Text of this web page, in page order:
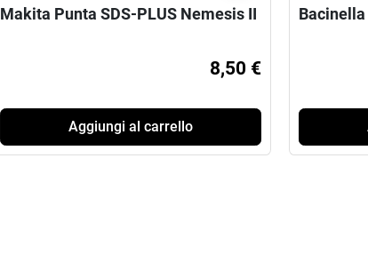
Makita Punta SDS-PLUS Nemesis II
8,50 €
Aggiungi al carrello